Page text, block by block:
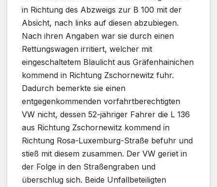
in Richtung des Abzweigs zur B 100 mit der
Absicht, nach links auf diesen abzubiegen.
Nach ihren Angaben war sie durch einen
Rettungswagen irritiert, welcher mit
eingeschaltetem Blaulicht aus Gräfenhainichen
kommend in Richtung Zschornewitz fuhr.
Dadurch bemerkte sie einen
entgegenkommenden vorfahrtberechtigten
VW nicht, dessen 52-jähriger Fahrer die L 136
aus Richtung Zschornewitz kommend in
Richtung Rosa-Luxemburg-Straße befuhr und
stieß mit diesem zusammen. Der VW geriet in
der Folge in den Straßengraben und
überschlug sich. Beide Unfallbeteiligten